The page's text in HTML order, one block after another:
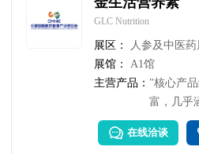
GLC Nutrition
展区：
人参及中医药
展馆：
A1馆
主营产品： "核心产
富，几乎
主要可以
营养系列
在线洽谈